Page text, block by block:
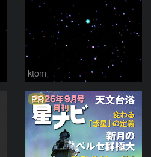
ktom
PR